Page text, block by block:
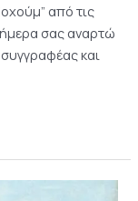
από τις
σας αναρτώ
και